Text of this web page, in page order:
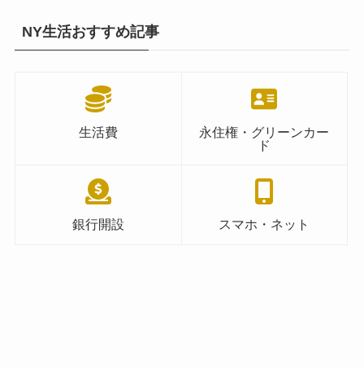
NY生活おすすめ記事
生活費
永住権・グリーンカー
ド
銀行開設 スマホ・ネット